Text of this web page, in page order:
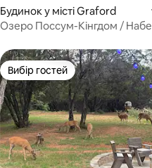
Будинок у місті Graford
Озеро Поссум-Кінгдом /
Вибір гостей
Вибір гостей